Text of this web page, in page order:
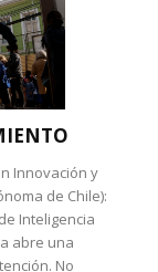
Innovación y
de Chile):
Inteligencia
abre una
No